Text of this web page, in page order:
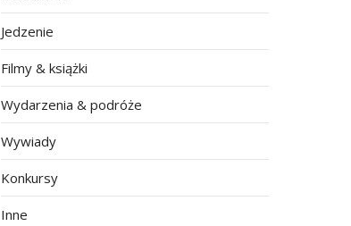
Jedzenie
Filmy & książki
Wydarzenia & podróże
Wywiady
Konkursy
Inne